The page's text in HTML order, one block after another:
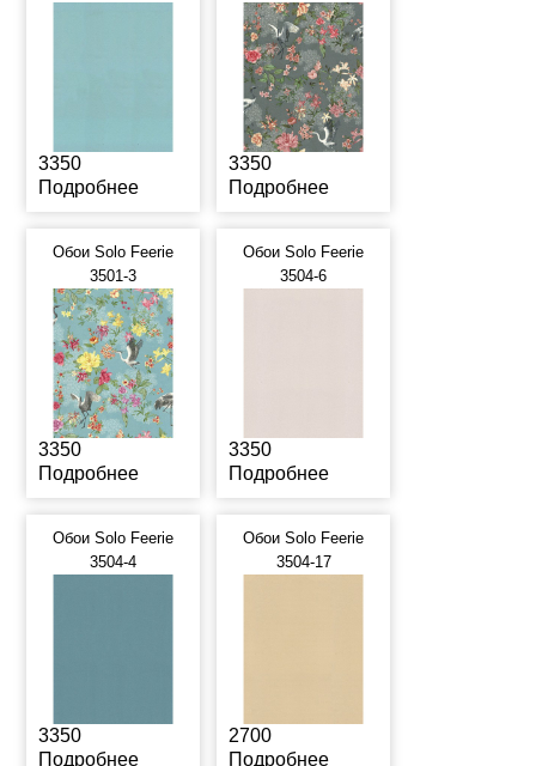
3350
Подробнее
3350
Подробнее
Обои Solo Feerie
3501-3
3350
Подробнее
Обои Solo Feerie
3504-6
3350
Подробнее
Обои Solo Feerie
3504-4
3350
Подробнее
Обои Solo Feerie
3504-17
2700
Подробнее